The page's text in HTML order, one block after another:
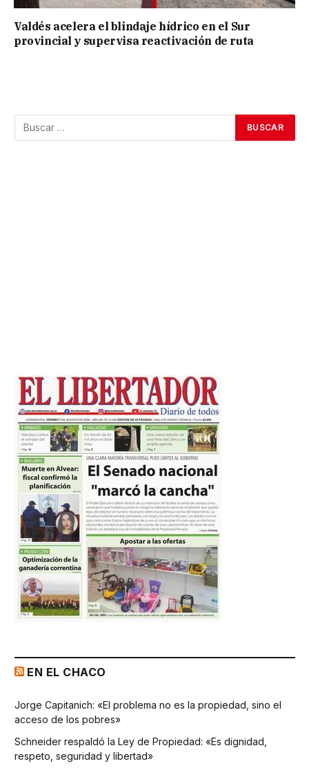
Valdés acelera el blindaje hídrico en el Sur
provincial y supervisa reactivación de ruta
EN EL CHACO
Jorge Capitanich: «El problema no es la propiedad, sino el
acceso de los pobres»
Schneider respaldó la Ley de Propiedad: «Es dignidad,
respeto, seguridad y libertad»